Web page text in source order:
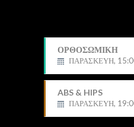
ΟΡΘΟΣΩΜΙΚΗ
ΠΑΡΑΣΚΕΥΗ,
ABS & HIPS
ΠΑΡΑΣΚΕΥΗ,